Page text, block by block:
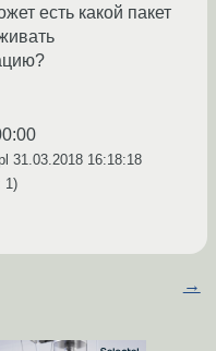
есть какой пакет
31.03.2018 16:18:18
1)
→